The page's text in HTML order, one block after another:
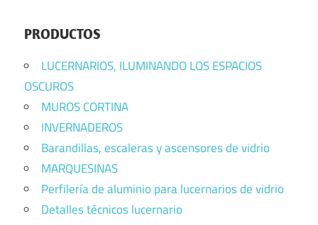
PRODUCTOS
LUCERNARIOS, ILUMINANDO LOS ESPACIOS
OSCUROS
MUROS CORTINA
INVERNADEROS
Barandillas, escaleras y ascensores de vidrio
MARQUESINAS
Perfilería de aluminio para lucernarios de vidrio
Detalles técnicos lucernario